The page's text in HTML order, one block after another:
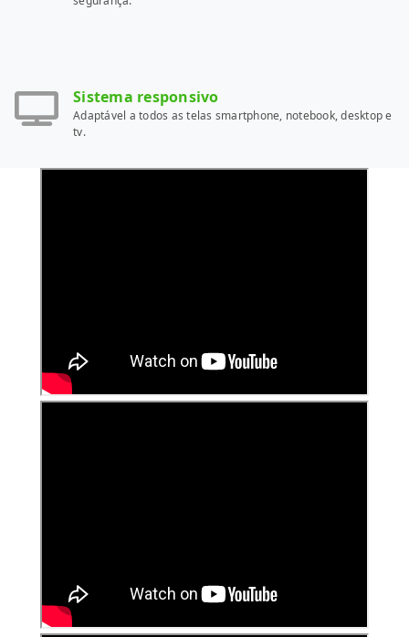
Sistema responsivo
Adaptável a todos as telas smartphone, notebook, desktop e
tv.